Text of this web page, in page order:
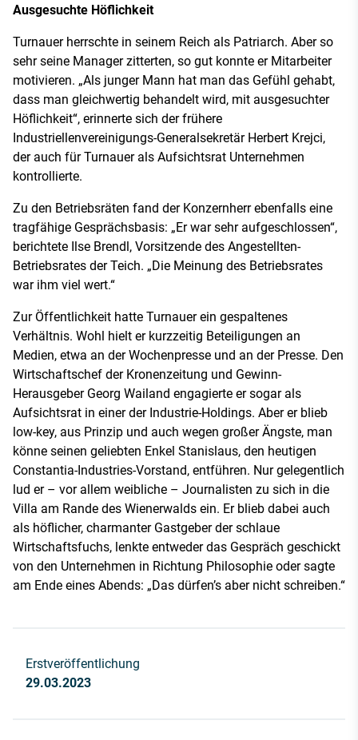
Ausgesuchte Höflichkeit
Turnauer herrschte in seinem Reich als Patriarch. Aber so
sehr seine Manager zitterten, so gut konnte er Mitarbeiter
motivieren. „Als junger Mann hat man das Gefühl gehabt,
dass man gleichwertig behandelt wird, mit ausgesuchter
Höflichkeit“, erinnerte sich der frühere
Industriellenvereinigungs-Generalsekretär Herbert Krejci,
der auch für Turnauer als Aufsichtsrat Unternehmen
kontrollierte.
Zu den Betriebsräten fand der Konzernherr ebenfalls eine
tragfähige Gesprächsbasis: „Er war sehr aufgeschlossen“,
berichtete Ilse Brendl, Vorsitzende des Angestellten-
Betriebsrates der Teich. „Die Meinung des Betriebsrates
war ihm viel wert.“
Zur Öffentlichkeit hatte Turnauer ein gespaltenes
Verhältnis. Wohl hielt er kurzzeitig Beteiligungen an
Medien, etwa an der Wochenpresse und an der Presse. Den
Wirtschaftschef der Kronenzeitung und Gewinn-
Herausgeber Georg Wailand engagierte er sogar als
Aufsichtsrat in einer der Industrie-Holdings. Aber er blieb
low-key, aus Prinzip und auch wegen großer Ängste, man
könne seinen geliebten Enkel Stanislaus, den heutigen
Constantia-Industries-Vorstand, entführen. Nur gelegentlich
lud er – vor allem weibliche – Journalisten zu sich in die
Villa am Rande des Wienerwalds ein. Er blieb dabei auch
als höflicher, charmanter Gastgeber der schlaue
Wirtschaftsfuchs, lenkte entweder das Gespräch geschickt
von den Unternehmen in Richtung Philosophie oder sagte
am Ende eines Abends: „Das dürfen’s aber nicht schreiben.“
Erstveröffentlichung
29.03.2023